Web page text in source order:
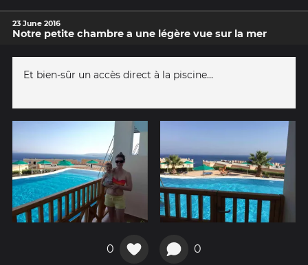
23 June 2016
Notre petite chambre a une légère vue sur la mer
Et bien-sûr un accès direct à la piscine...
0 0